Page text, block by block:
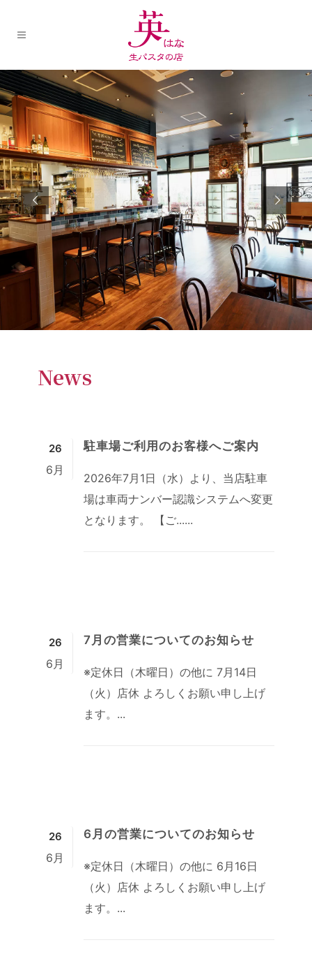
News
26
6月
駐車場ご利用のお客様へご案内
2026年7月1日（水）より、当店駐車
場は車両ナンバー認識システムへ変更
となります。 【ご......
26
6月
7月の営業についてのお知らせ
※定休日（木曜日）の他に 7月14日
（火）店休 よろしくお願い申し上げ
ます。...
26
6月
6月の営業についてのお知らせ
※定休日（木曜日）の他に 6月16日
（火）店休 よろしくお願い申し上げ
ます。...